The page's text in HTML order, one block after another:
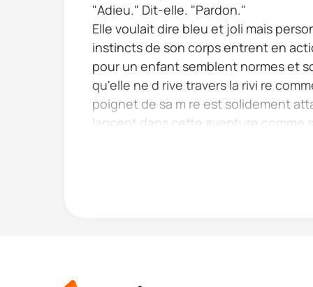
"Adieu." Dit-elle. "Pardon."
Elle voulait dire bleu et joli mais
instincts de son corps entrent en
pour un enfant semblent normes et
qu'elle ne d rive travers la rivi re
poignet de sa m re est solidement
lancent dans cette aventure comme